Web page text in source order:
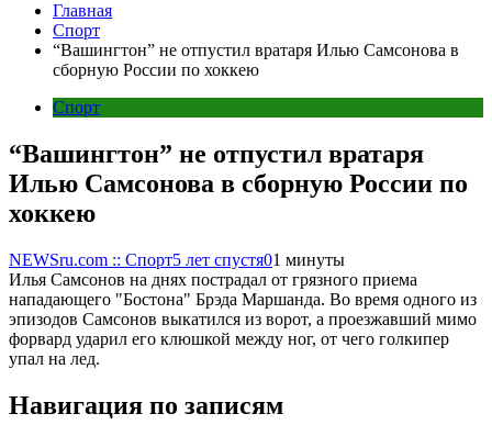
Главная
Спорт
“Вашингтон” не отпустил вратаря Илью Самсонова в
сборную России по хоккею
Спорт
“Вашингтон” не отпустил вратаря
Илью Самсонова в сборную России по
хоккею
NEWSru.com :: Спорт5 лет спустя01 минуты
Илья Самсонов на днях пострадал от грязного приема
нападающего "Бостона" Брэда Маршанда. Во время одного из
эпизодов Самсонов выкатился из ворот, а проезжавший мимо
форвард ударил его клюшкой между ног, от чего голкипер
упал на лед.
Навигация по записям